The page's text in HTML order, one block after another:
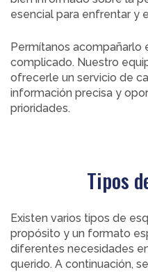
esencial para enfrentar y
Permítanos acompañarlo
complicado. Nuestro
ofrecerle un servicio de
información precisa y
prioridades.
Tipos
Existen varios tipos de
propósito y un formato
diferentes necesidades
querido. A continuación,